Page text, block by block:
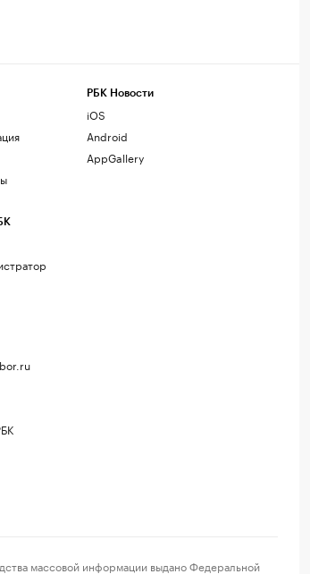
РБК Новости
iOS
Android
AppGallery
массовой информации выдано Федеральной